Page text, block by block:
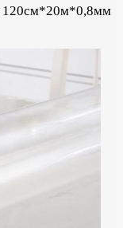
120см*20м*0,8мм